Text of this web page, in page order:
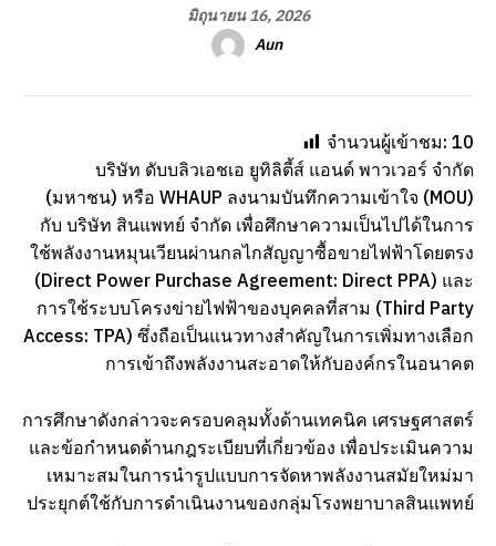
มิถุนายน 16, 2026
Aun
จำนวนผู้เข้าชม: 10
บริษัท ดับบลิวเอชเอ ยูทิลิตี้ส์ แอนด์ พาวเวอร์ จำกัด
(มหาชน) หรือ WHAUP ลงนามบันทึกความเข้าใจ (MOU)
กับ บริษัท สินแพทย์ จำกัด เพื่อศึกษาความเป็นไปได้ในการ
ใช้พลังงานหมุนเวียนผ่านกลไกสัญญาซื้อขายไฟฟ้าโดยตรง
(Direct Power Purchase Agreement: Direct PPA) และ
การใช้ระบบโครงข่ายไฟฟ้าของบุคคลที่สาม (Third Party
Access: TPA) ซึ่งถือเป็นแนวทางสำคัญในการเพิ่มทางเลือก
การเข้าถึงพลังงานสะอาดให้กับองค์กรในอนาคต
การศึกษาดังกล่าวจะครอบคลุมทั้งด้านเทคนิค เศรษฐศาสตร์
และข้อกำหนดด้านกฎระเบียบที่เกี่ยวข้อง เพื่อประเมินความ
เหมาะสมในการนำรูปแบบการจัดหาพลังงานสมัยใหม่มา
ประยุกต์ใช้กับการดำเนินงานของกลุ่มโรงพยาบาลสินแพทย์